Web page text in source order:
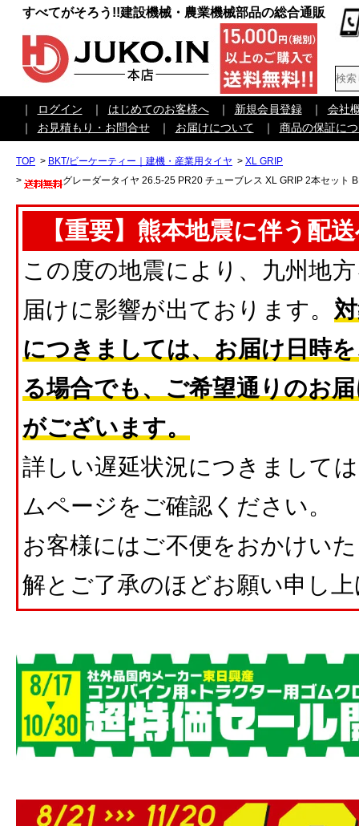
すべてがそろう!!建設機械・農業機械部品の総合通販
｜ ログイン ｜ はじめてのお客様へ ｜ 新規会員登録 ｜
会社
｜
お見積もり・お問合せ ｜ お届けについて ｜ 商品の保証に
TOP > BKT/ビーケーティー｜建機・産業用タイヤ > XL GRIP
>
グレーダータイヤ 26.5-25 PR20 チューブレス XL GRIP 2本セット
【重要】熊本地震に伴う配
この度の地震により、九州地
届けに影響が出ております。
につきましては、お届け日時
る場合でも、ご希望通りのお
がございます。
詳しい遅延状況につきまして
ムページをご確認ください。
お客様にはご不便をおかけい
解とご了承のほどお願い申し